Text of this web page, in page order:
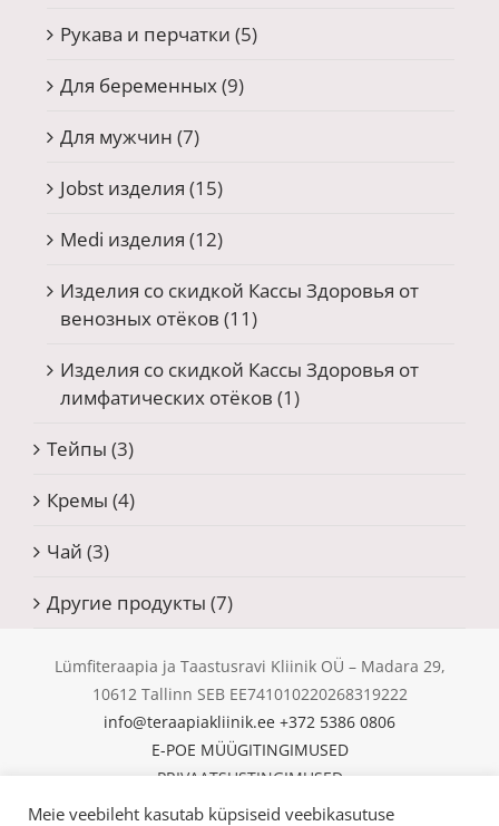
Рукава и перчатки (5)
Для беременных(9)
Для мужчин (7)
Jobst изделия (15)
Medi изделия (12)
Изделия со скидкой Кассы Здоровья от
венозных отёков (11)
Изделия со скидкой Кассы Здоровья от
лимфатических отёков (1)
Тейпы (3)
Кремы (4)
Чай (3)
Другие продукты (7)
Lümfiteraapia ja Taastusravi Kliinik OÜ – Madara 29,
10612 Tallinn SEB EE741010220268319222
info@teraapiakliinik.ee +372 5386 0806
E-POE MÜÜGITINGIMUSED
PRIVAATSUSTINGIMUSED
KÜPSISED
Meie veebileht kasutab küpsiseid veebikasutuse